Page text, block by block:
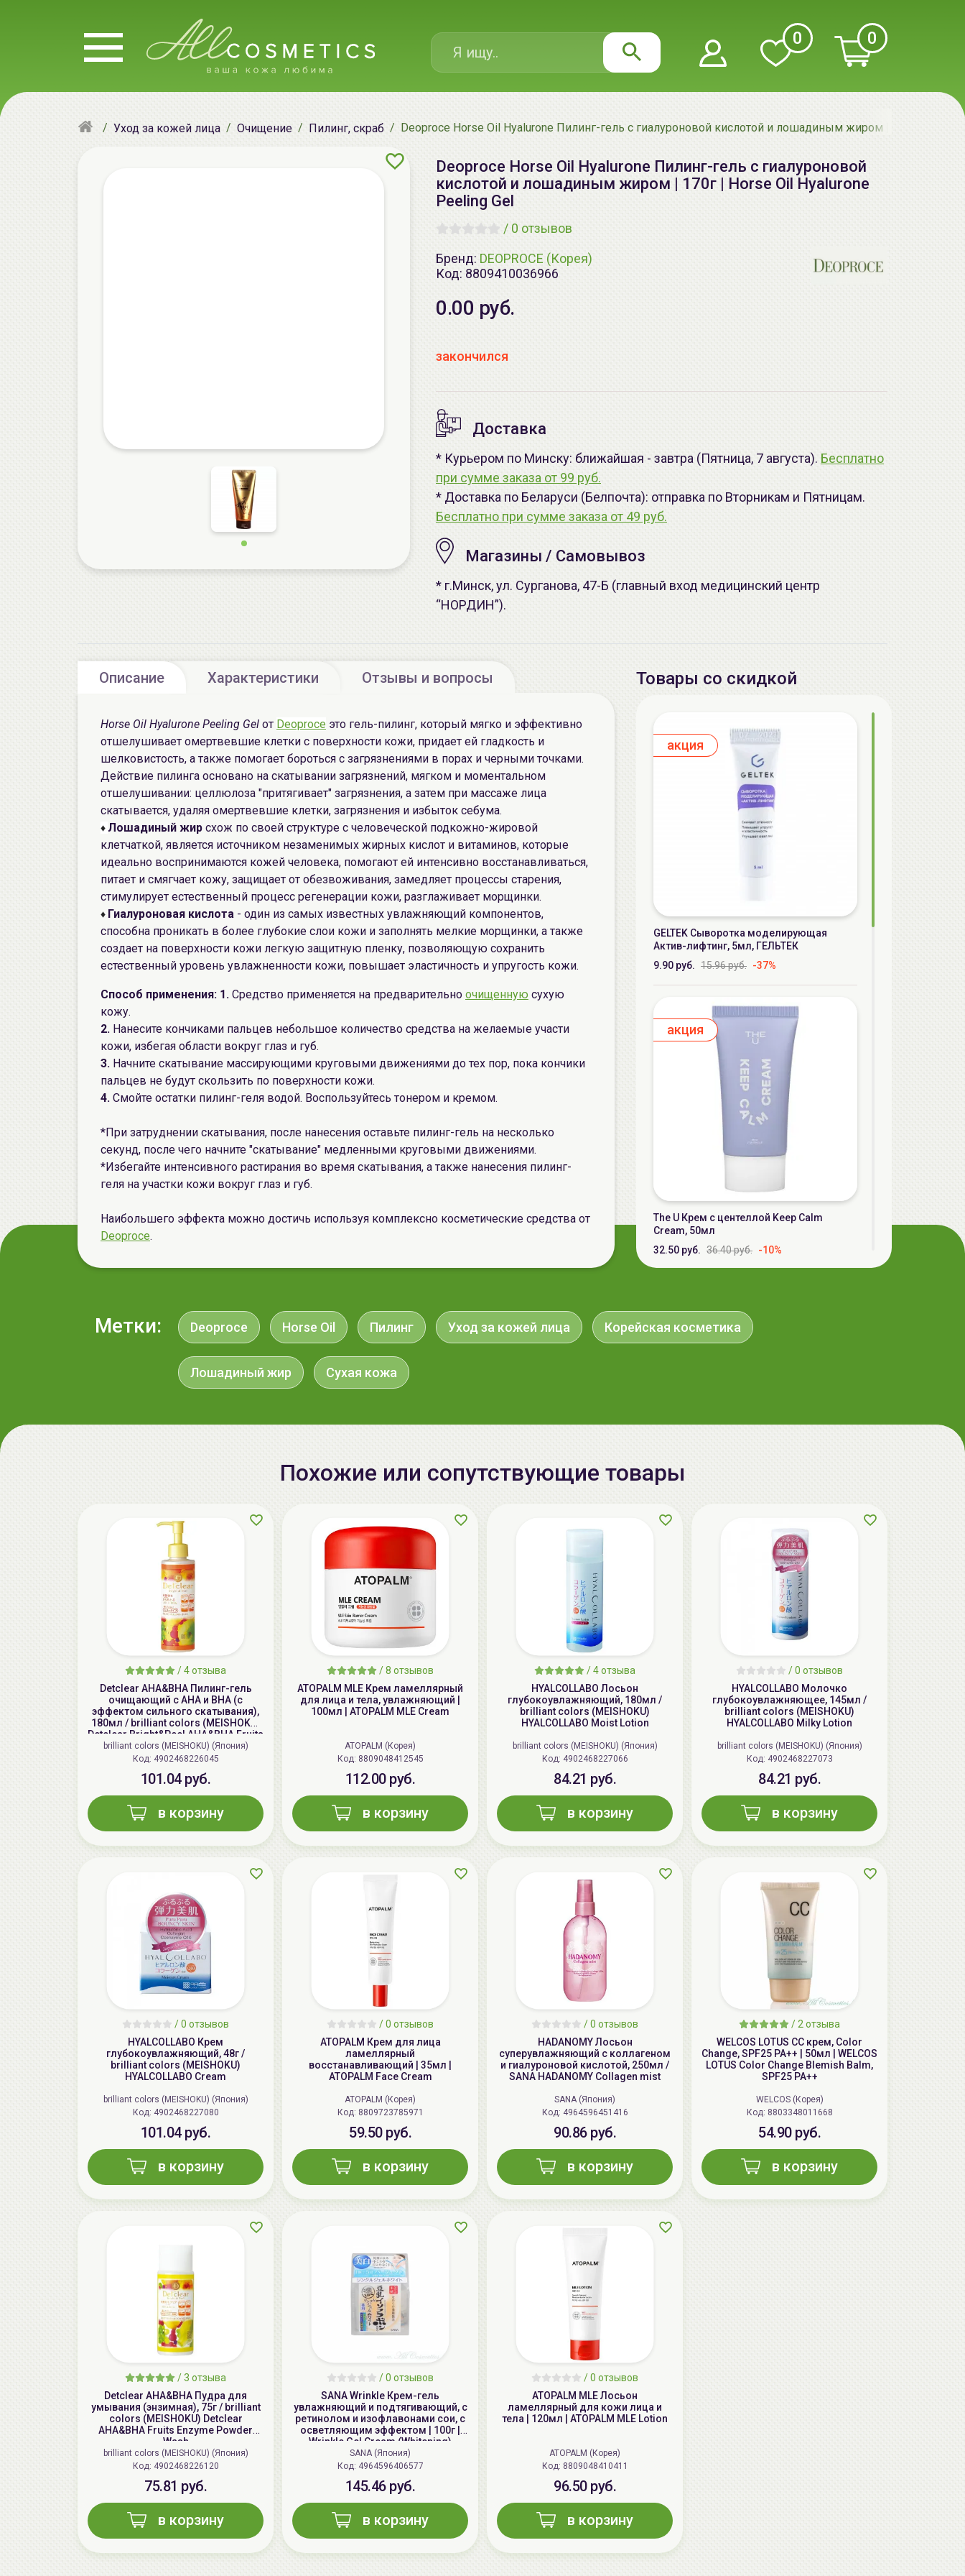
0 0
Уход за кожей лица Очищение Пилинг, скраб Deoproce Horse Oil Hyalurone Пилинг-гель с гиалуроновой кислотой и лошадиным жиром | 170г | Horse
Deoproce Horse Oil Hyalurone Пилинг-гель с гиалуроновой
кислотой и лошадиным жиром | 170г | Horse Oil Hyalurone
Peeling Gel
/ 0 отзывов
Бренд: DEOPROCE (Корея)
Код: 8809410036966
0.00 руб.
закончился
Доставка
* Курьером по Минску: ближайшая - завтра (Пятница, 7 августа). Бесплатно
при сумме заказа от 99 руб.
* Доставка по Беларуси (Белпочта): отправка по Вторникам и Пятницам.
Бесплатно при сумме заказа от 49 руб.
Магазины / Самовывоз
* г.Минск, ул. Сурганова, 47-Б (главный вход медицинский центр
“НОРДИН”).
Описание Характеристики Отзывы и вопросы
Horse Oil Hyalurone Peeling Gel от Deoproce это гель-пилинг, который мягко и эффективно
отшелушивает омертвевшие клетки с поверхности кожи, придает ей гладкость и
шелковистость, а также помогает бороться с загрязнениями в порах и черными точками.
Действие пилинга основано на скатывании загрязнений, мягком и моментальном
отшелушивании: целлюлоза "притягивает" загрязнения, а затем при массаже лица
скатывается, удаляя омертвевшие клетки, загрязнения и избыток себума.
♦ Лошадиный жир схож по своей структуре с человеческой подкожно-жировой
клетчаткой, является источником незаменимых жирных кислот и витаминов, которые
идеально воспринимаются кожей человека, помогают ей интенсивно восстанавливаться,
питает и смягчает кожу, защищает от обезвоживания, замедляет процессы старения,
стимулирует естественный процесс регенерации кожи, разглаживает морщинки.
♦ Гиалуроновая кислота - один из самых известных увлажняющий компонентов,
способна проникать в более глубокие слои кожи и заполнять мелкие морщинки, а также
создает на поверхности кожи легкую защитную пленку, позволяющую сохранить
естественный уровень увлажненности кожи, повышает эластичность и упругость кожи.
Способ применения: 1. Средство применяется на предварительно очищенную сухую
кожу.
2. Нанесите кончиками пальцев небольшое количество средства на желаемые участи
кожи, избегая области вокруг глаз и губ.
3. Начните скатывание массирующими круговыми движениями до тех пор, пока кончики
пальцев не будут скользить по поверхности кожи.
4. Смойте остатки пилинг-геля водой. Воспользуйтесь тонером и кремом.
*При затруднении скатывания, после нанесения оставьте пилинг-гель на несколько
секунд, после чего начните "скатывание" медленными круговыми движениями.
*Избегайте интенсивного растирания во время скатывания, а также нанесения пилинг-
геля на участки кожи вокруг глаз и губ.
Наибольшего эффекта можно достичь используя комплексно косметические средства от
Deoproce.
Товары со скидкой
aкция
GELTEK Сыворотка моделирующая
Актив-лифтинг, 5мл, ГЕЛЬТЕК
9.90 руб. 15.96 руб. -37%
aкция
The U Крем с центеллой Keep Calm
Cream, 50мл
32.50 руб. 36.40 руб. -10%
aкция
пектиновая, 200г, GELTEK
-52%
AiliCode Бальзам для волос
увлажняющий, 250мл
19.99 руб.
27.38 руб. -26%
AiliCode Восстанавливающий крем-
-50%
Метки: Deoproce Horse Oil Пилинг Уход за кожей лица Корейская косметика
Лошадиный жир Сухая кожа
Похожие или сопутствующие товары
/4 отзыва
Detclear AHA&BHA Пилинг-гель
очищающий с AHA и BHA (с
эффектом сильного скатывания),
180мл / brilliant colors (MEISHOKU)
Detclear Bright&Peel AHA&BHA Fruits
Peeling Jelly
brilliant colors (MEISHOKU) (Япония)
Код: 4902468226045
101.04 руб.
в корзину
/8 отзывов
ATOPALM MLE Крем ламеллярный
для лица и тела, увлажняющий |
100мл | ATOPALM MLE Cream
ATOPALM (Корея)
Код: 8809048412545
112.00 руб.
в корзину
/4 отзыва
HYALCOLLABO Лосьон
глубокоувлажняющий, 180мл /
brilliant colors (MEISHOKU)
HYALCOLLABO Moist Lotion
brilliant colors (MEISHOKU) (Япония)
Код: 4902468227066
84.21 руб.
в корзину
/0 отзывов
HYALCOLLABO Молочко
глубокоувлажняющее, 145мл /
brilliant colors (MEISHOKU)
HYALCOLLABO Milky Lotion
brilliant colors (MEISHOKU) (Япония)
Код: 4902468227073
84.21 руб.
в корзину
/0 отзывов
HYALCOLLABO Крем
глубокоувлажняющий, 48г /
brilliant colors (MEISHOKU)
HYALCOLLABO Cream
brilliant colors (MEISHOKU) (Япония)
Код: 4902468227080
101.04 руб.
в корзину
/0 отзывов
ATOPALM Крем для лица
ламеллярный
восстанавливающий | 35мл |
ATOPALM Face Cream
ATOPALM (Корея)
Код: 8809723785971
59.50 руб.
в корзину
/0 отзывов
HADANOMY Лосьон
суперувлажняющий с коллагеном
и гиалуроновой кислотой, 250мл /
SANA HADANOMY Collagen mist
SANA (Япония)
Код: 4964596451416
90.86 руб.
в корзину
/ 2 отзыва
WELCOS LOTUS СС крем, Color
Change, SPF25 PA++ | 50мл | WELCOS
LOTUS Color Change Blemish Balm,
SPF25 PA++
WELCOS (Корея)
Код: 8803348011668
54.90 руб.
в корзину
/3 отзыва
Detclear AHA&BHA Пудра для
умывания (энзимная), 75г / brilliant
colors (MEISHOKU) Detclear
AHA&BHA Fruits Enzyme Powder
Wash
brilliant colors (MEISHOKU) (Япония)
Код: 4902468226120
75.81 руб.
в корзину
/0 отзывов
SANA Wrinkle Крем-гель
увлажняющий и подтягивающий, с
ретинолом и изофлавонами сои, с
осветляющим эффектом | 100г |
Wrinkle Gel Cream (Whitening)
SANA (Япония)
Код: 4964596406577
145.46 руб.
в корзину
/0 отзывов
ATOPALM MLE Лосьон
ламеллярный для кожи лица и
тела | 120мл | ATOPALM MLE Lotion
ATOPALM (Корея)
Код: 8809048410411
96.50 руб.
в корзину